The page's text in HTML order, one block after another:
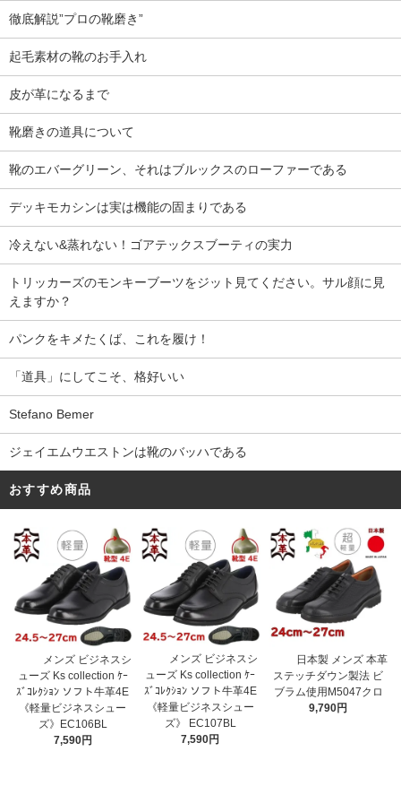
徹底解説”プロの靴磨き”
起毛素材の靴のお手入れ
皮が革になるまで
靴磨きの道具について
靴のエバーグリーン、それはブルックスのローファーである
デッキモカシンは実は機能の固まりである
冷えない&蒸れない！ゴアテックスブーティの実力
トリッカーズのモンキーブーツをジット見てください。サル顔に見
えますか？
パンクをキメたくば、これを履け！
「道具」にしてこそ、格好いい
Stefano Bemer
ジェイエムウエストンは靴のバッハである
おすすめ商品
メンズ ビジネスシ
ューズ Ks collection ｹｰ
ｽﾞｺﾚｸｼｮﾝ ソフト牛革4E
《軽量ビジネスシュー
ズ》EC106BL
7,590円
メンズ ビジネスシ
ューズ Ks collection ｹｰ
ｽﾞｺﾚｸｼｮﾝ ソフト牛革4E
《軽量ビジネスシュー
ズ》 EC107BL
7,590円
日本製 メンズ 本革
ステッチダウン製法 ビ
ブラム使用M5047クロ
9,790円